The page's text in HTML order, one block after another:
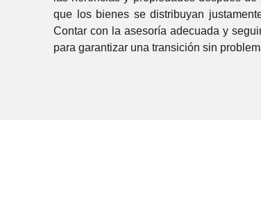
que los bienes se distribuyan
Contar con la asesoría adecuada y
para garantizar una transición sin